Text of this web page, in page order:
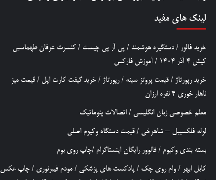
لینک های مفید
خرید فالور / دستگیره هوشمند / پی آر پی چیست / کنسرت عرفان طهماسبی
کیش 4 آذر 1404
/ آموزش فارکس
خرید رپورتاژ / قیمت پروتز سینه /رپورتاژ / خرید گیفت کارت اپل / قیمت میز
ناهار خوری 4 نفره ارزان
معلم خصوصی زبان انگلیسی / اتصالات پنوماتیک
لوله فلکسیبل – شاهرخی / قیمت دستگاه وکیوم اصلی
بسته بندی وکیوم / فالوور رایگان اینستاگرام /چاپ روی بوم
کابل ابهر / وام روی چک / پادکست های پزشکی / مودم فیبرنوری / چاپ عکس